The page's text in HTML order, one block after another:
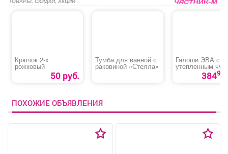
Крючок 2-х
рожковый
50 руб.
Тумба для ванной с
раковиной «Стелла»
Галоши ЭВА с
утепленным
38490
ПОХОЖИЕ ОБЪЯВЛЕНИЯ